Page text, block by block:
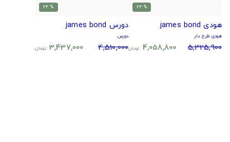
% 24
هودی james bond
هودی طرح دار
5,325,900
4,058,800 تومان
% 24
دورس james bond
دورس
4,510,000
3,437,000 تومان